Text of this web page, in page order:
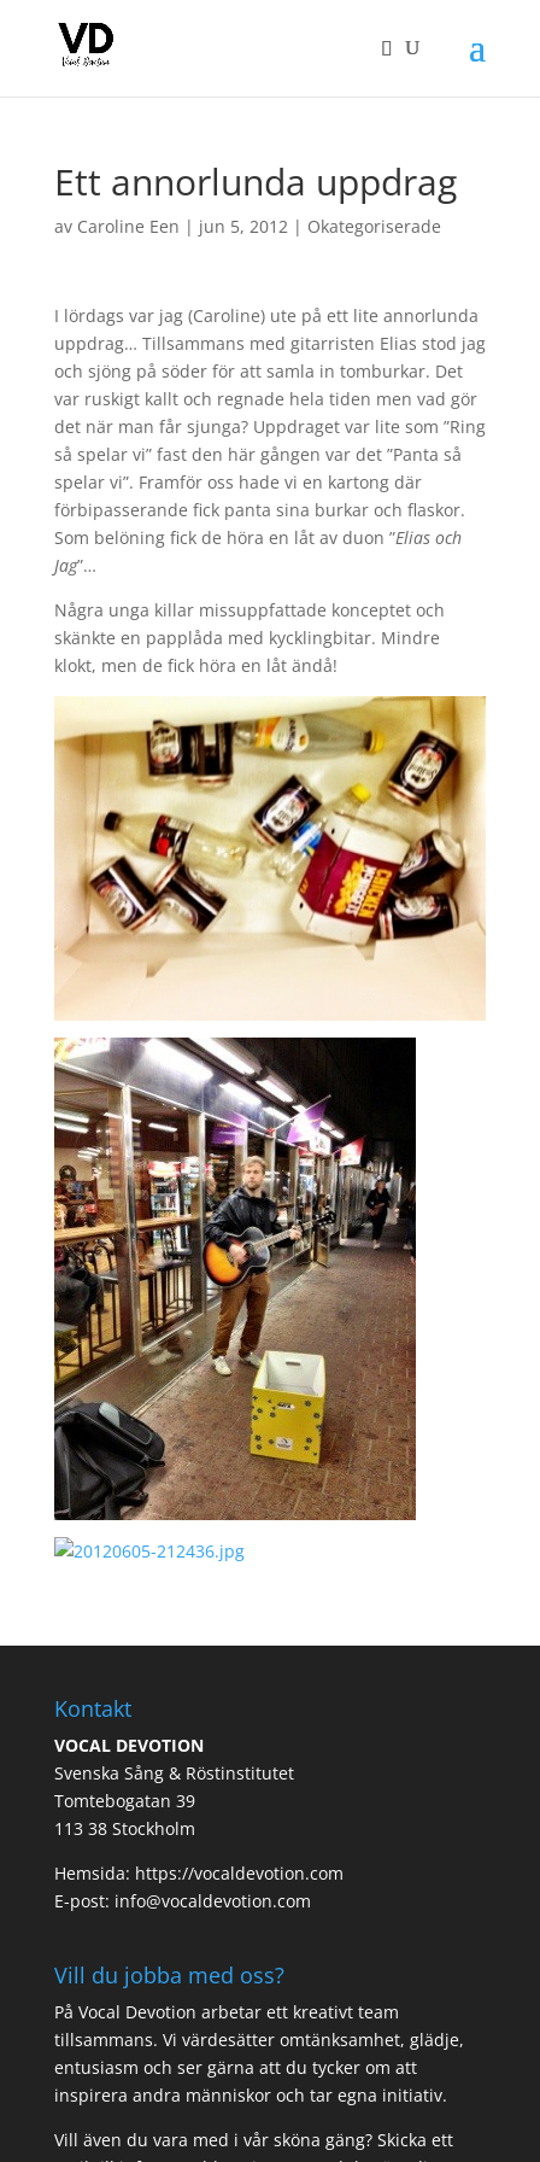
Ett annorlunda uppdrag
av Caroline Een | jun 5, 2012| Okategoriserade
I lördags var jag (Caroline) ute på ett lite annorlunda
uppdrag… Tillsammans med gitarristen Elias stod jag
och sjöng på söder för att samla in tomburkar. Det
var ruskigt kallt och regnade hela tiden men vad gör
det när man får sjunga? Uppdraget var lite som ”Ring
så spelar vi” fast den här gången var det ”Panta så
spelar vi”. Framför oss hade vi en kartong där
förbipasserande fick panta sina burkar och flaskor.
Som belöning fick de höra en låt av duon ”Elias och
Jag”…
Några unga killar missuppfattade konceptet och
skänkte en papplåda med kycklingbitar. Mindre
klokt, men de fick höra en låt ändå!
Kontakt
VOCAL DEVOTION
Svenska Sång & Röstinstitutet
Tomtebogatan 39
113 38 Stockholm
Hemsida: https://vocaldevotion.com
E-post: info@vocaldevotion.com
Vill du jobba med oss?
På Vocal Devotion arbetar ett kreativt team
tillsammans. Vi värdesätter omtänksamhet, glädje,
entusiasm och ser gärna att du tycker om att
inspirera andra människor och tar egna initiativ.
Vill även du vara med i vår sköna gäng? Skicka ett